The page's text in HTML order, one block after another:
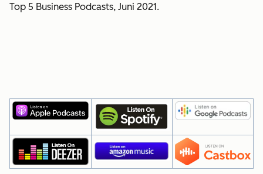
Top 5 Business Podcasts, Juni 2021.